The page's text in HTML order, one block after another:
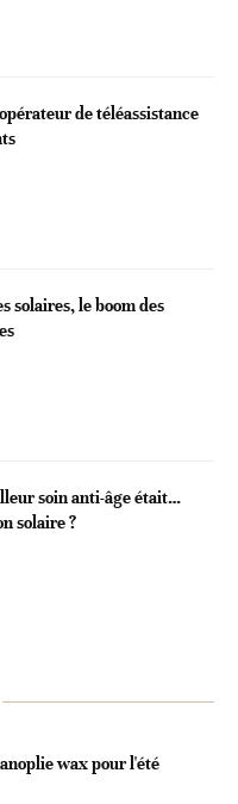
de téléassistance
solaires, le boom des
soin anti-âge était…
solaire ?
wax pour l'été